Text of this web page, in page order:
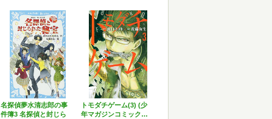
名探偵夢水清志郎の事
件簿3 名探偵と封じら
トモダチゲーム(3) (少
年マガジンコミック…